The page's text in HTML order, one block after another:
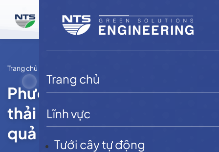
Trang chủ
Lĩnh vực
Tưới cây tự động
dung
Trang chủ
Phương pháp xử lý nước
thải có độ mặn cao hiệu
quả